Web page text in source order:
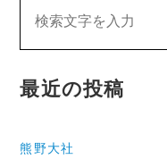
ビ
ゲ
ー
ョ
最近の投稿
熊野大社